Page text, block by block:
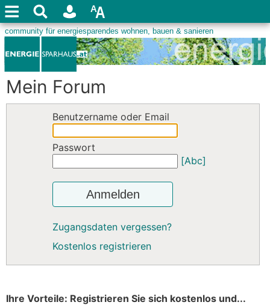
Mein Forum
Benutzername oder Email
Passwort
[Abc]
Anmelden
Zugangsdaten vergessen?
Kostenlos registrieren
Ihre Vorteile: Registrieren Sie sich kostenlos und...